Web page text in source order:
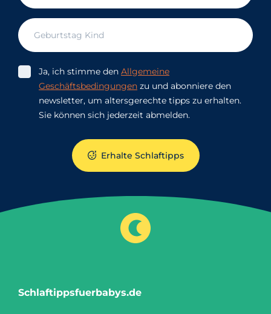
Ja, ich stimme den Allgemeine
Geschäftsbedingungen zu und abonniere den
newsletter, um altersgerechte tipps zu erhalten.
Sie können sich jederzeit abmelden.
Erhalte Schlaftipps
Schlaftippsfuerbabys.de